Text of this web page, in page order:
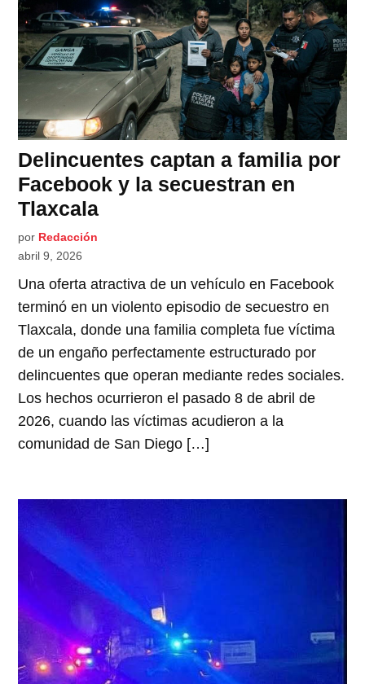
Delincuentes captan a familia por
Facebook y la secuestran en
Tlaxcala
por Redacción
abril 9, 2026
Una oferta atractiva de un vehículo en Facebook
terminó en un violento episodio de secuestro en
Tlaxcala, donde una familia completa fue víctima
de un engaño perfectamente estructurado por
delincuentes que operan mediante redes sociales.
Los hechos ocurrieron el pasado 8 de abril de
2026, cuando las víctimas acudieron a la
comunidad de San Diego […]